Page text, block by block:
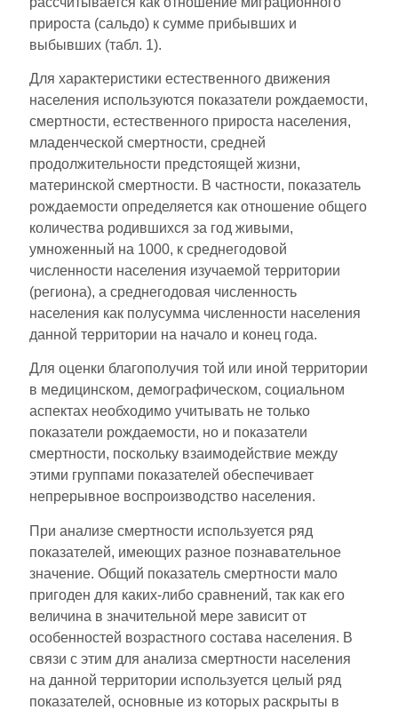
прироста (сальдо) к сумме прибывших и
выбывших (табл. 1).
Для характеристики естественного движения
населения используются показатели рождаемости,
смертности, естественного прироста населения,
младенческой смертности, средней
продолжительности предстоящей жизни,
материнской смертности. В частности, показатель
рождаемости определяется как отношение общего
количества родившихся за год живыми,
умноженный на 1000, к среднегодовой
численности населения изучаемой территории
(региона), а среднегодовая численность
населения как полусумма численности населения
данной территории на начало и конец года.
Для оценки благополучия той или иной территории
в медицинском, демографическом, социальном
аспектах необходимо учитывать не только
показатели рождаемости, но и показатели
смертности, поскольку взаимодействие между
этими группами показателей обеспечивает
непрерывное воспроизводство населения.
При анализе смертности используется ряд
показателей, имеющих разное познавательное
значение. Общий показатель смертности мало
пригоден для каких-либо сравнений, так как его
величина в значительной мере зависит от
особенностей возрастного состава населения. В
связи с этим для анализа смертности населения
на данной территории используется целый ряд
показателей, основные из которых раскрыты в